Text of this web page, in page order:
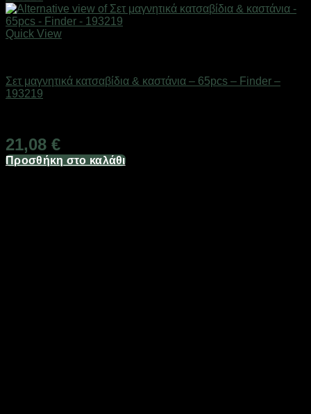
Quick View
Σετ μαγνητικά κατσαβίδια & καστάνια – 65pcs – Finder –
193219
21,08 €
Προσθήκη στο καλάθι